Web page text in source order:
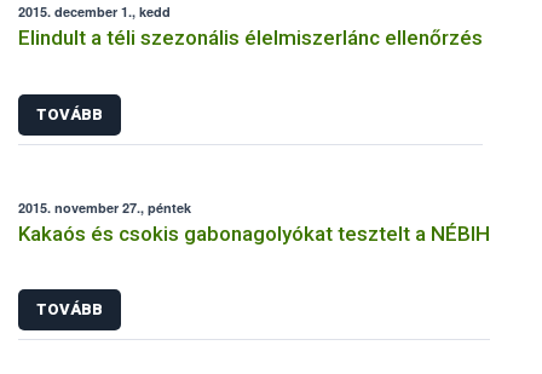
2015. december 1., kedd
Elindult a téli szezonális élelmiszerlánc ellenőrzés
TOVÁBB
2015. november 27., péntek
Kakaós és csokis gabonagolyókat tesztelt a NÉBIH
TOVÁBB